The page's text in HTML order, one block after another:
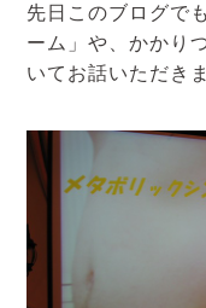
先日このブログで
ーム」や、かかり
いてお話いただき